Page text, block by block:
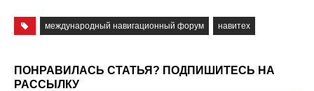
международный навигационный форум навитех
ПОНРАВИЛАСЬ СТАТЬЯ? ПОДПИШИТЕСЬ НА
РАССЫЛКУ